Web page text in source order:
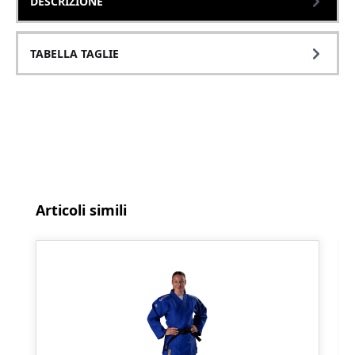
TABELLA TAGLIE
Salta la galleria dei prodotti
Articoli simili